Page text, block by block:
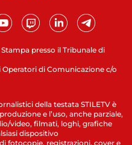
presso il Tribunale di
di Comunicazione c/o
della testata STILETV è
e l’uso, anche parziale,
video, filmati, loghi, grafiche
dispositivo
fotocopie, registrazioni, cover e